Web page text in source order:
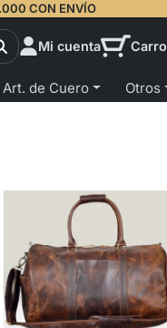
CON ENVÍO
Mi cuenta Carro
Art. de Cuero Otros